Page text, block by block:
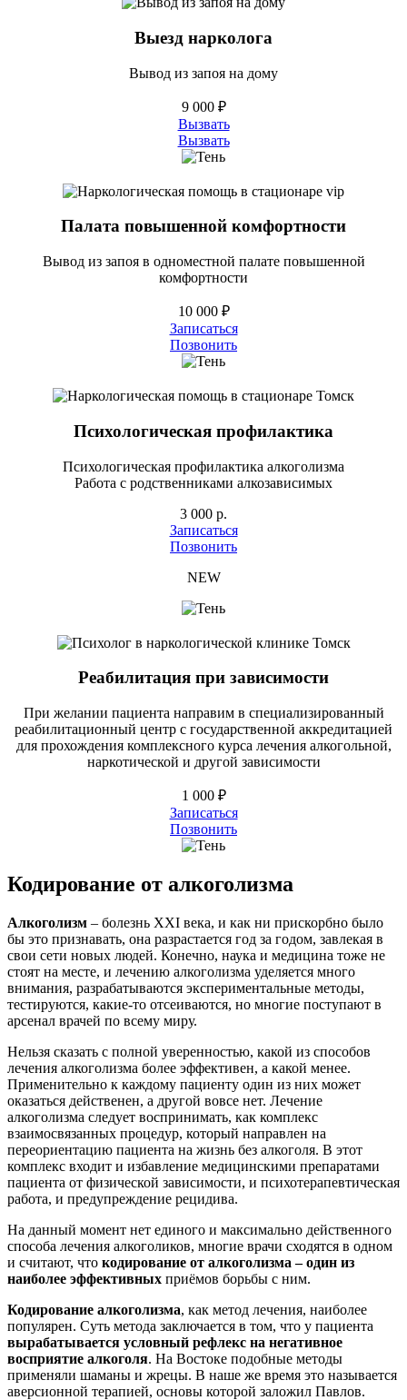
Выезд нарколога
Вывод из запоя на дому
9 000 ₽
Вызвать
Вызвать
Палата повышенной комфортности
Вывод из запоя в одноместной палате повышенной
комфортности
10 000 ₽
Записаться
Позвонить
Психологическая профилактика
Психологическая профилактика алкоголизма
Работа с родственниками алкозависимых
3 000 р.
Записаться
Позвонить
NEW
Реабилитация при зависимости
При желании пациента направим в специализированный
реабилитационный центр с государственной аккредитацией
для прохождения комплексного курса лечения алкогольной,
наркотической и другой зависимости
1 000 ₽
Записаться
Позвонить
Кодирование от алкоголизма
Алкоголизм – болезнь XXI века, и как ни прискорбно было
бы это признавать, она разрастается год за годом, завлекая в
свои сети новых людей. Конечно, наука и медицина тоже не
стоят на месте, и лечению алкоголизма уделяется много
внимания, разрабатываются экспериментальные методы,
тестируются, какие-то отсеиваются, но многие поступают в
арсенал врачей по всему миру.
Нельзя сказать с полной уверенностью, какой из способов
лечения алкоголизма более эффективен, а какой менее.
Применительно к каждому пациенту один из них может
оказаться действенен, а другой вовсе нет. Лечение
алкоголизма следует воспринимать, как комплекс
взаимосвязанных процедур, который направлен на
переориентацию пациента на жизнь без алкоголя. В этот
комплекс входит и избавление медицинскими препаратами
пациента от физической зависимости, и психотерапевтическая
работа, и предупреждение рецидива.
На данный момент нет единого и максимально действенного
способа лечения алкоголиков, многие врачи сходятся в одном
и считают, что кодирование от алкоголизма – один из
наиболее эффективных приёмов борьбы с ним.
Кодирование алкоголизма, как метод лечения, наиболее
популярен. Суть метода заключается в том, что у пациента
вырабатывается условный рефлекс на негативное
восприятие алкоголя. На Востоке подобные методы
применяли шаманы и жрецы. В наше же время это называется
аверсионной терапией, основы которой заложил Павлов.